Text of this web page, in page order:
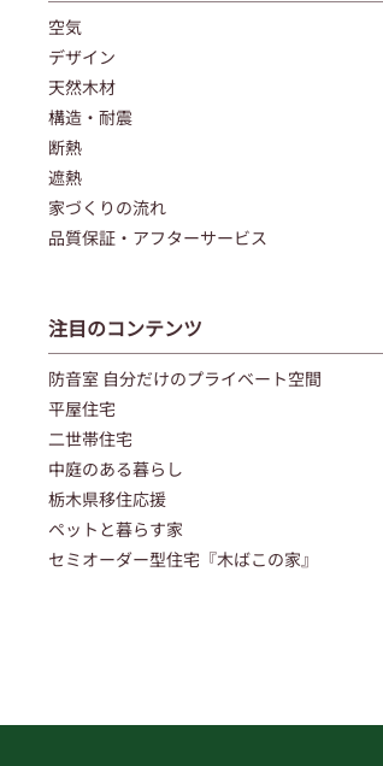
空気
デザイン
天然木材
構造・耐震
断熱
遮熱
家づくりの流れ
品質保証・アフターサービス
注目のコンテンツ
防音室 自分だけのプライベート空間
平屋住宅
二世帯住宅
中庭のある暮らし
栃木県移住応援
ペットと暮らす家
セミオーダー型住宅『木ばこの家』